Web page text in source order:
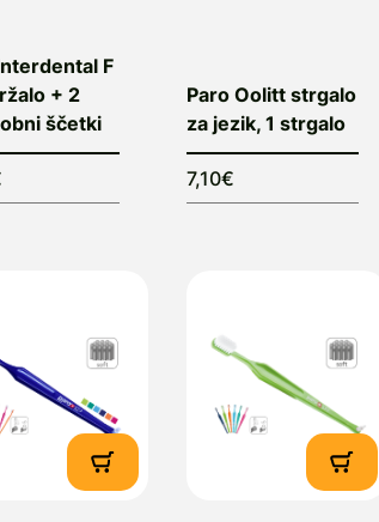
F
+ 2
ščetki
Paro Oolitt strgalo
za jezik, 1 strgalo
7,10€